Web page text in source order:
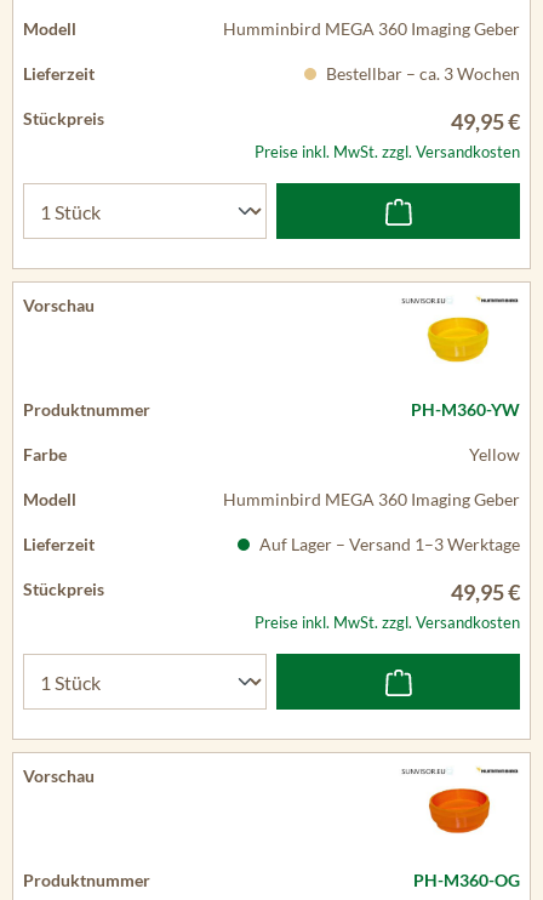
Humminbird MEGA 360 Imaging Geber
Bestellbar – ca. 3 Wochen
49,95 €
Preise inkl. MwSt. zzgl. Versandkosten
PH-M360-YW
Yellow
Humminbird MEGA 360 Imaging Geber
Auf Lager – Versand 1–3 Werktage
49,95 €
Preise inkl. MwSt. zzgl. Versandkosten
PH-M360-OG